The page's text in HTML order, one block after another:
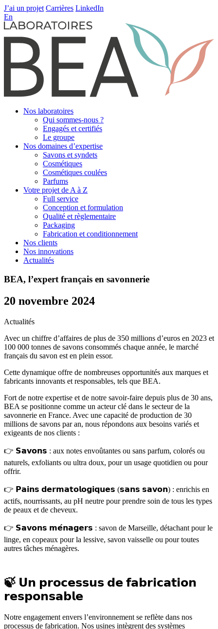
J’ai un projet Carrières LinkedIn
En
Nos laboratoires
Qui sommes-nous ?
Engagés et certifiés
Le groupe
Nos domaines d’expertise
Savons et syndets
Cosmétiques
Cosmétiques coulées
Parfums
Votre projet de A à Z
Full service
Conception et formulation
Qualité et règlementaire
Packaging
Fabrication et conditionnement
Nos clients
Nos innovations
Actualités
BEA, l’expert français en savonnerie
20 novembre 2024
Actualités
Avec un chiffre d’affaires de plus de 350 millions d’euros en 2023 et
100 000 tonnes de savons consommés chaque année, le marché
français du savon est en plein essor.
Cette dynamique offre de nombreuses opportunités aux marques et
fabricants innovants et responsables, tels que BEA.
Fort de notre expertise et de notre savoir-faire depuis plus de 30 ans,
BEA se positionne comme un acteur clé dans le secteur de la
savonnerie en France. Avec une capacité de production de 30
millions de savons par an, nous répondons aux besoins variés et
exigeants de nos clients :
👉 𝗦𝗮𝘃𝗼𝗻𝘀 : aux notes envoûtantes ou sans parfum, colorés ou
naturels, exfoliants ou ultra doux, pour un usage quotidien ou pour
offrir.
👉 𝗣𝗮𝗶𝗻𝘀 𝗱𝗲𝗿𝗺𝗮𝘁𝗼𝗹𝗼𝗴𝗶𝗾𝘂𝗲𝘀 (𝘀𝗮𝗻𝘀 𝘀𝗮𝘃𝗼𝗻) : enrichis en
actifs, nourrissants, au pH neutre pour prendre soin de tous les types
de peaux et de cheveux.
👉 𝗦𝗮𝘃𝗼𝗻𝘀 𝗺𝗲́𝗻𝗮𝗴𝗲𝗿𝘀 : savon de Marseille, détachant pour le
linge, en copeaux pour la lessive, savon vaisselle ou pour toutes
autres tâches ménagères.
🍃 𝗨𝗻 𝗽𝗿𝗼𝗰𝗲𝘀𝘀𝘂𝘀 𝗱𝗲 𝗳𝗮𝗯𝗿𝗶𝗰𝗮𝘁𝗶𝗼𝗻
𝗿𝗲𝘀𝗽𝗼𝗻𝘀𝗮𝗯𝗹𝗲
Notre engagement envers l’environnement se reflète dans nos
processus de fabrication. Nos usines intègrent des systèmes